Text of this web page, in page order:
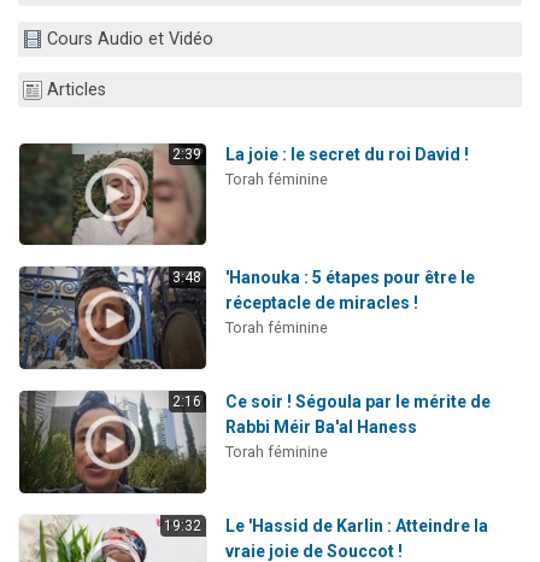
Cours Audio et Vidéo
Articles
2:39 La joie : le secret du roi David !
Torah féminine
3:48
'Hanouka : 5 étapes pour être le
réceptacle de miracles !
Torah féminine
2:16
Ce soir ! Ségoula par le mérite de
Rabbi Méir Ba'al Haness
Torah féminine
19:32
Le 'Hassid de Karlin : Atteindre la
vraie joie de Souccot !